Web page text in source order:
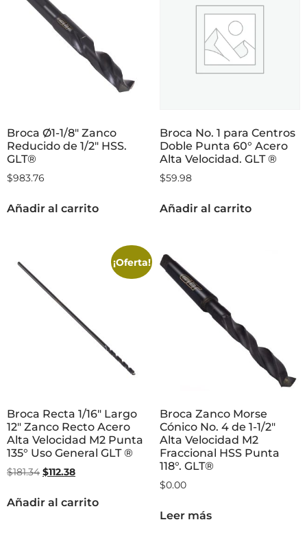
Broca Ø1-1/8″ Zanco
Reducido de 1/2″ HSS.
GLT®
$983.76
Añadir al carrito
Broca No. 1 para Centros
Doble Punta 60° Acero
Alta Velocidad. GLT ®
$59.98
Añadir al carrito
¡Oferta!
Broca Recta 1/16″ Largo
12″ Zanco Recto Acero
Alta Velocidad M2 Punta
135° Uso General GLT ®
$181.34 $112.38
Añadir al carrito
Broca Zanco Morse
Cónico No. 4 de 1-1/2″
Alta Velocidad M2
Fraccional HSS Punta
118°. GLT®
$0.00
Leer más